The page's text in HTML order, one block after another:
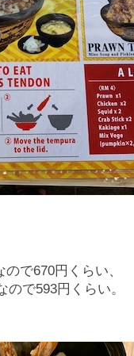
で670円くらい、
で593円くらい。